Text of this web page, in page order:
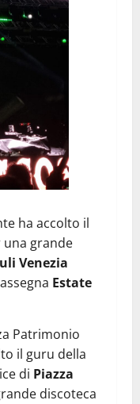
ha accolto il
una grande
Venezia
Estate
Patrimonio
il guru della
di Piazza
discoteca